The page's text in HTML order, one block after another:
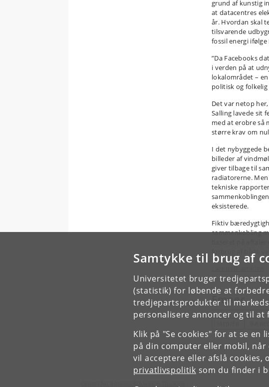
Samtykke til brug af
Universitetet bruger
(statistik) for løbende at
tredjepartsprodukter til
personalisere annoncer og til at
Klik på "Se cookies" for at se en
på din computer eller mobil,
vil acceptere eller afslå
privatlivspolitik som du finder i
grund af kunstig
at datacentres
år. Hvordan skal
tilsvarende
fossil energi ifølge
”Da Facebooks
i verden på at
lokalområdet –
politisk og
Det var netop
Salling lavede sit
med at erobre så
større krav om
I det nybyggede
billeder af
giver tilbage til
radiatorerne.
tekniske
eksisterede.
Fiktiv
sammenkobling
forbrug af både
Læs hele artiklen
Emner